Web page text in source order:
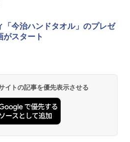
「今治ハンドタオル」のプレゼ
がスタート
イトの記事を優先表示させる